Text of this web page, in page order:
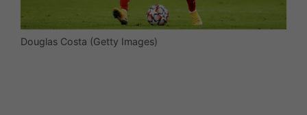
Douglas Costa (Getty Images)